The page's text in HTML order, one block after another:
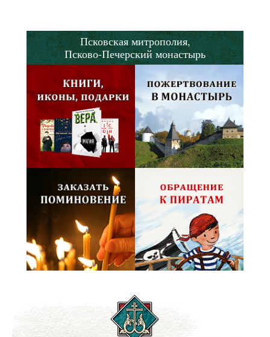
Псковская митрополия,
Псково-Печерский монастырь